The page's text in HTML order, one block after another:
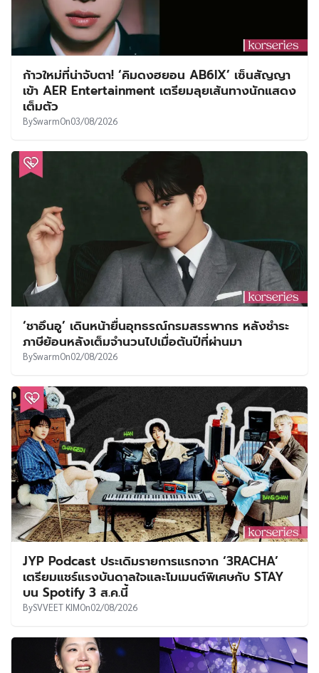
ก้าวใหม่ที่น่าจับตา! ‘คิมดงฮยอน AB6IX’ เซ็นสัญญา
เข้า AER Entertainment เตรียมลุยเส้นทางนักแสดง
เต็มตัว
BySwarmOn03/08/2026
‘ชาอึนอู’ เดินหน้ายื่นอุทธรณ์กรมสรรพากร หลังชำระ
ภาษีย้อนหลังเต็มจำนวนไปเมื่อต้นปีที่ผ่านมา
BySwarmOn02/08/2026
JYP Podcast ประเดิมรายการแรกจาก ‘3RACHA’
เตรียมแชร์แรงบันดาลใจและโมเมนต์พิเศษกับ STAY
บน Spotify 3 ส.ค.นี้
BySVVEET KIMOn02/08/2026